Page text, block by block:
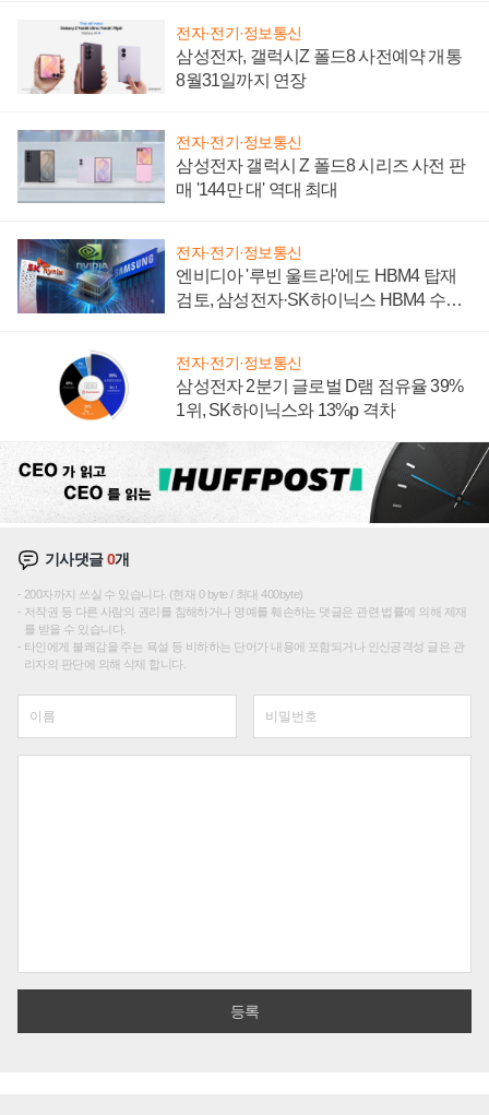
전자·전기·정보통신
삼성전자, 갤럭시Z 폴드8 사전예약 개통
8월31일까지 연장
전자·전기·정보통신
삼성전자 갤럭시 Z 폴드8 시리즈 사전 판
매 '144만 대' 역대 최대
전자·전기·정보통신
엔비디아 '루빈 울트라'에도 HBM4 탑재
검토, 삼성전자·SK하이닉스 HBM4 수율
전자·전기·정보통신
삼성전자 2분기 글로벌 D램 점유율 39%
1위, SK하이닉스와 13%p 격차
기사댓글0개
200자까지 쓰실 수 있습니다. (현재 0 byte / 최대 400byte)
저작권 등 다른 사람의 권리를 침해하거나 명예를 훼손하는 댓글은 관련 법률에 의해 제재
를 받을 수 있습니다.
타인에게 불쾌감을 주는 욕설 등 비하하는 단어가 내용에 포함되거나 인신공격성 글은 관
리자의 판단에 의해 삭제 합니다.